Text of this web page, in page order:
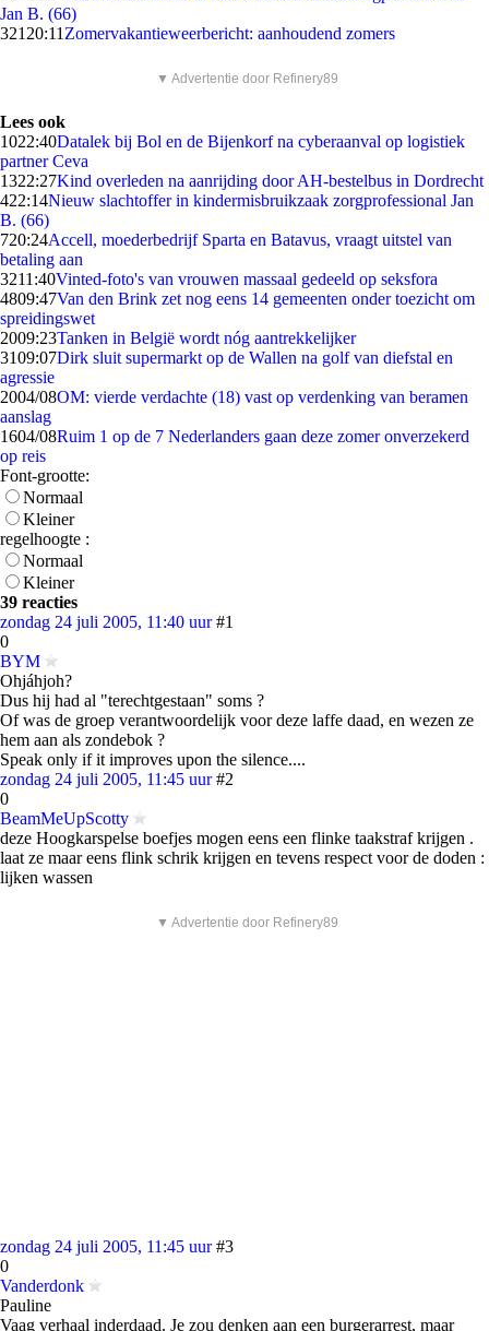
Jan B. (66)
321 20:11 Zomervakantieweerbericht: aanhoudend zomers
▼ Advertentie door Refinery89
Lees ook
1022:40Datalek bij Bol en de Bijenkorf na cyberaanval op logistiek
partner Ceva
1322:27Kind overleden na aanrijding door AH-bestelbus in Dordrecht
422:14Nieuw slachtoffer in kindermisbruikzaak zorgprofessional Jan
B. (66)
720:24Accell, moederbedrijf Sparta en Batavus, vraagt uitstel van
betaling aan
3211:40Vinted-foto's van vrouwen massaal gedeeld op seksfora
4809:47Van den Brink zet nog eens 14 gemeenten onder toezicht om
spreidingswet
2009:23Tanken in België wordt nóg aantrekkelijker
3109:07Dirk sluit supermarkt op de Wallen na golf van diefstal en
agressie
2004/08OM: vierde verdachte (18) vast op verdenking van beramen
aanslag
1604/08Ruim 1 op de 7 Nederlanders gaan deze zomer onverzekerd
op reis
Font-grootte:
Normaal
Kleiner
regelhoogte :
Normaal
Kleiner
39 reacties
zondag 24 juli 2005, 11:40 uur #1
0
BYM
Ohjáhjoh?
Dus hij had al "terechtgestaan" soms ?
Of was de groep verantwoordelijk voor deze laffe daad, en wezen ze
hem aan als zondebok ?
Speak only if it improves upon the silence....
zondag 24 juli 2005, 11:45 uur #2
0
BeamMeUpScotty
deze Hoogkarspelse boefjes mogen eens een flinke taakstraf krijgen .
laat ze maar eens flink schrik krijgen en tevens respect voor de doden :
lijken wassen
▼ Advertentie door Refinery89
zondag 24 juli 2005, 11:45 uur #3
0
Vanderdonk
Pauline
Vaag verhaal inderdaad. Je zou denken aan een burgerarrest, maar